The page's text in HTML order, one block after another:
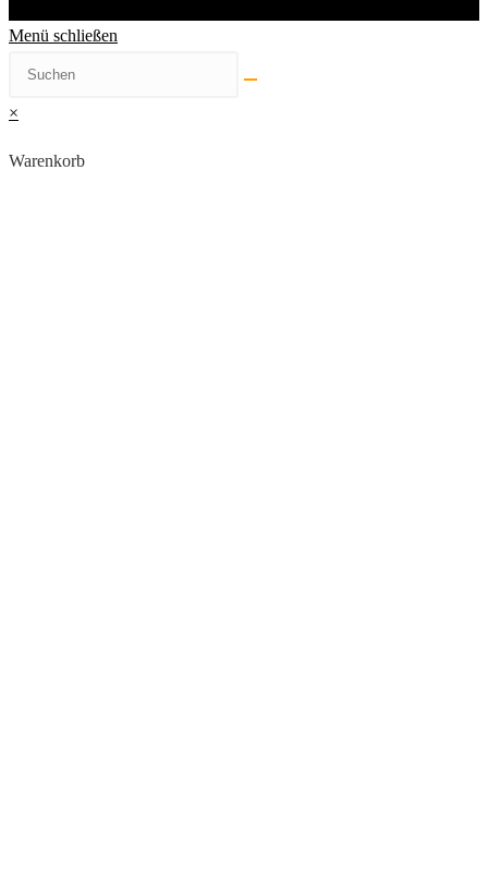
Menü schließen
×
Warenkorb